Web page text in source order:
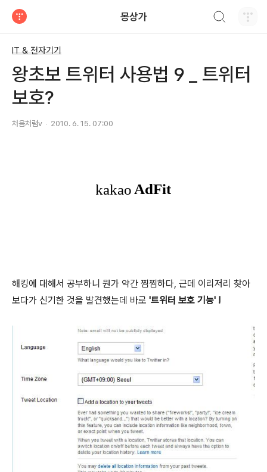
몽상가
IT & 전자기기
왕초보 트위터 사용법 9 _ 트위터
보호?
처음처럼v 2010. 6. 15. 07:00
해킹에 대해서 공부하니 뭔가 약간 찜찜하다, 근데 이리저리 찾아
보다가 신기한 것을 발견했는데 바로 '트위터 보호 기능' !